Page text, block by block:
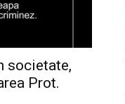
societate,
Prot.